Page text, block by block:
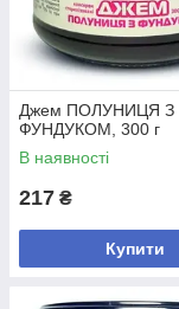
Джем ПОЛУНИЦЯ З
ФУНДУКОМ, 300 г
В наявності
217 ₴
Купити